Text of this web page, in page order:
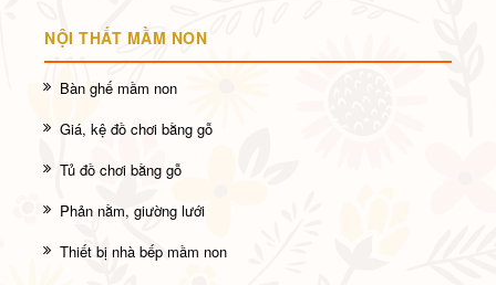
NỘI THẤT MẦM NON
Bàn ghế mầm non
Giá, kệ đồ chơi bằng gỗ
Tủ đồ chơi bằng gỗ
Phản nằm, giường lưới
Thiết bị nhà bếp mầm non